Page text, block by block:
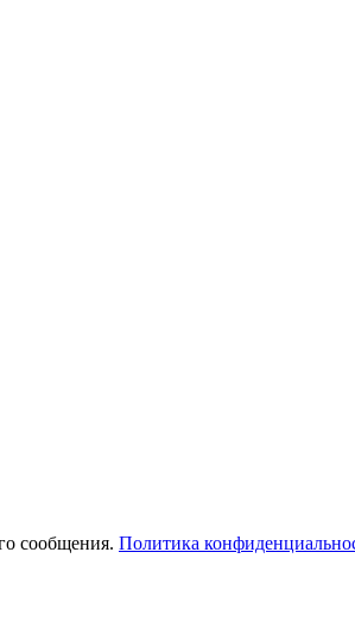
сообщения. Политика